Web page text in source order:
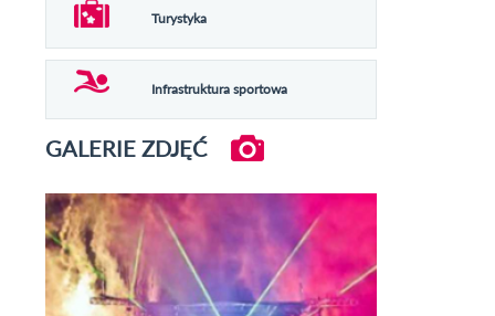
Turystyka
Infrastruktura sportowa
GALERIE ZDJĘĆ